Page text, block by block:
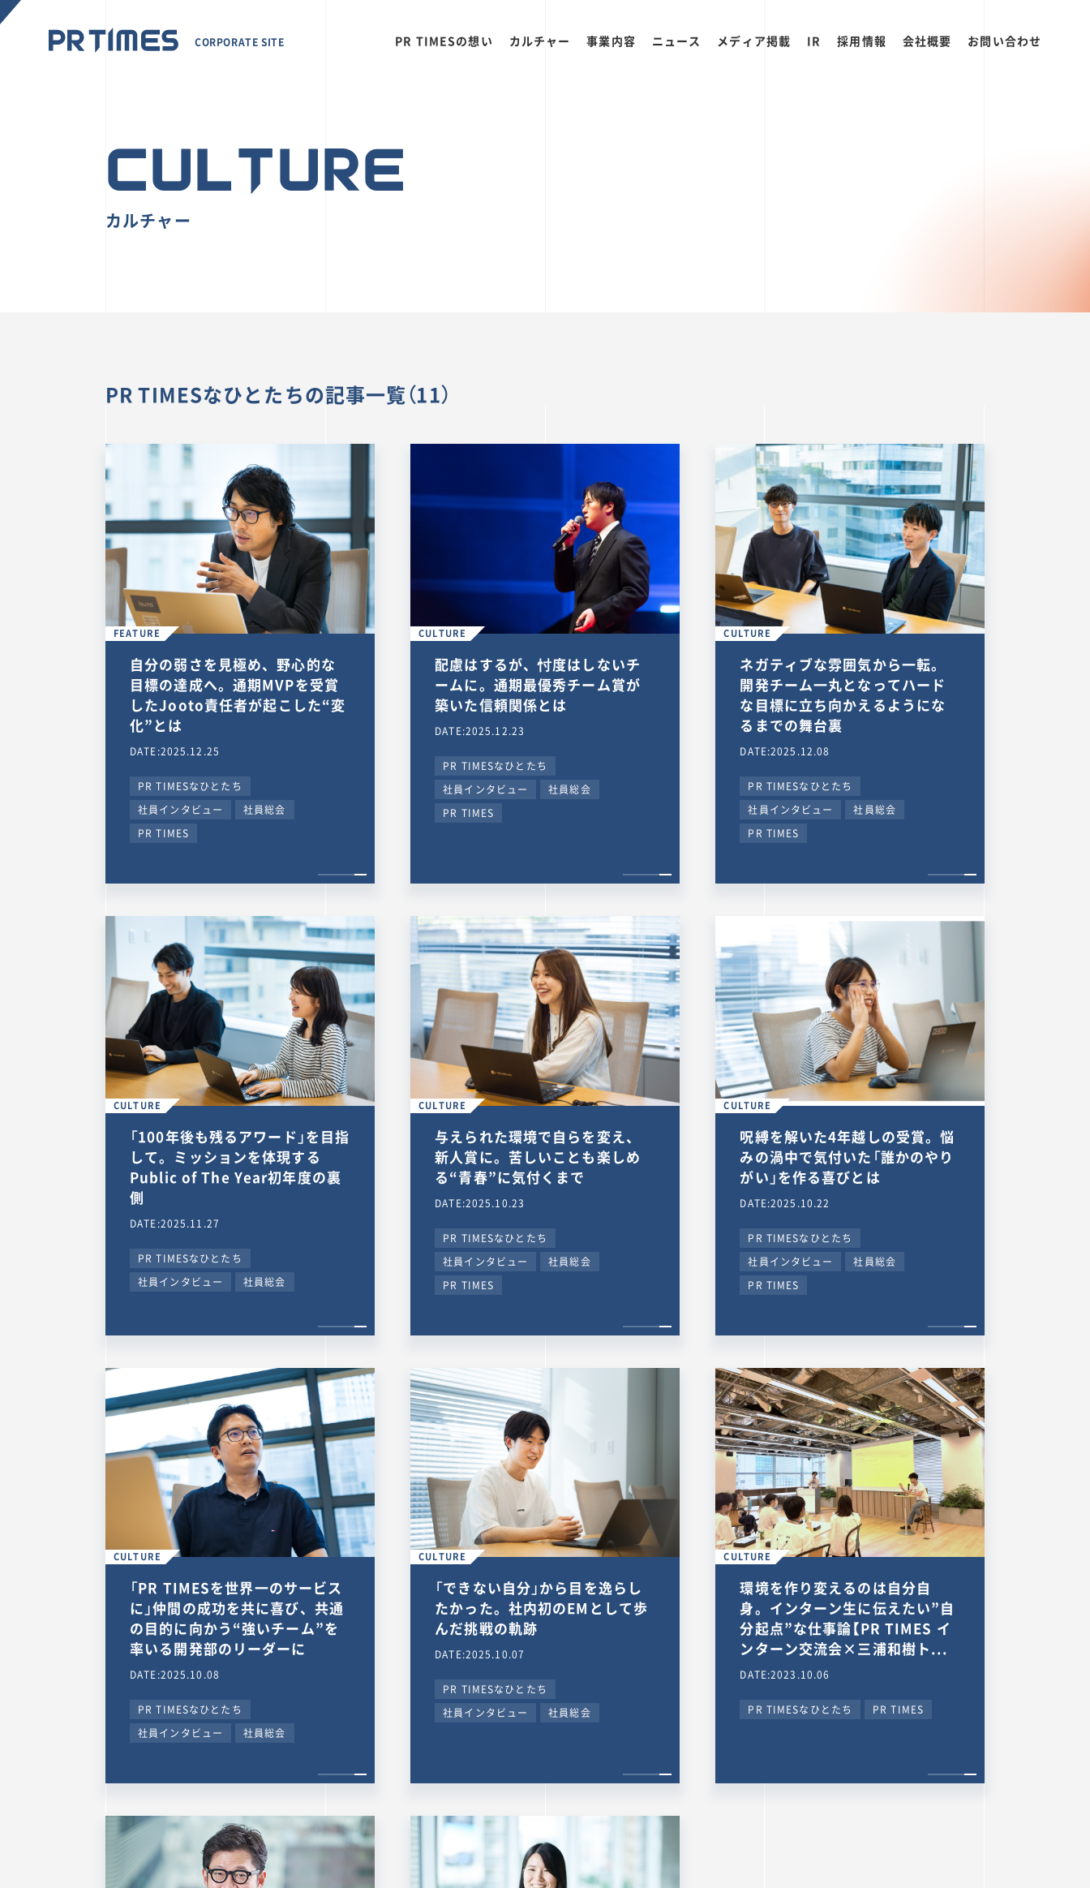
CORPORATE SITE PR TIMESの想い カルチャー 事業内容 ニュース メディア掲載 IR 採用情報 会社概要 お問い合わせ
CULTURE
カルチャー
PR TIMESなひとたちの記事一覧（11）
FEATURE
自分の弱さを見極め、野心的な
目標の達成へ。通期MVPを受賞
したJooto責任者が起こした“変
化”とは
DATE:2025.12.25
PR TIMESなひとたち
社員インタビュー
社員総会
PR TIMES
CULTURE
配慮はするが、忖度はしないチ
ームに。通期最優秀チーム賞が
築いた信頼関係とは
DATE:2025.12.23
PR TIMESなひとたち
社員インタビュー
社員総会
PR TIMES
CULTURE
ネガティブな雰囲気から一転。
開発チーム一丸となってハード
な目標に立ち向かえるようにな
るまでの舞台裏
DATE:2025.12.08
PR TIMESなひとたち
社員インタビュー
社員総会
PR TIMES
CULTURE
「100年後も残るアワード」を目指
して。ミッションを体現する
Public of The Year初年度の裏
側
DATE:2025.11.27
PR TIMESなひとたち
社員インタビュー
社員総会
CULTURE
与えられた環境で自らを変え、
新人賞に。苦しいことも楽しめ
る“青春”に気付くまで
DATE:2025.10.23
PR TIMESなひとたち
社員インタビュー
社員総会
PR TIMES
CULTURE
呪縛を解いた4年越しの受賞。悩
みの渦中で気付いた「誰かのやり
がい」を作る喜びとは
DATE:2025.10.22
PR TIMESなひとたち
社員インタビュー
社員総会
PR TIMES
CULTURE
「PR TIMESを世界一のサービス
に」仲間の成功を共に喜び、共通
の目的に向かう“強いチーム”を
率いる開発部のリーダーに
DATE:2025.10.08
PR TIMESなひとたち
社員インタビュー
社員総会
CULTURE
「できない自分」から目を逸らし
たかった。社内初のEMとして歩
んだ挑戦の軌跡
DATE:2025.10.07
PR TIMESなひとたち
社員インタビュー
社員総会
CULTURE
環境を作り変えるのは自分自
身。インターン生に伝えたい”自
分起点”な仕事論【PR TIMES イ
ンターン交流会×三浦和樹ト...
DATE:2023.10.06
PR TIMESなひとたち PR TIMES